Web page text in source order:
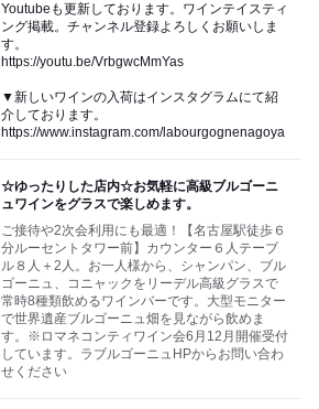
Youtubeも更新しております。ワインテイスティ
ング掲載。チャンネル登録よろしくお願いしま
す。
https://youtu.be/VrbgwcMmYas
▼新しいワインの入荷はインスタグラムにて紹
介しております。
https://www.instagram.com/labourgognenagoya
☆ゆったりした店内☆お気軽に高級ブルゴーニ
ュワインをグラスで楽しめます。
ご接待や2次会利用にも最適！【名古屋駅徒歩６
分ルーセントタワー前】カウンター６人テーブ
ル８人＋2人。お一人様から、シャンパン、ブル
ゴーニュ、コニャックをリーデル高級グラスで
常時8種類飲めるワインバーです。大型モニター
で世界遺産ブルゴーニュ畑を見ながら飲めま
す。※ロマネコンティワイン会6月12月開催受付
しています。ラブルゴーニュHPからお問い合わ
せください